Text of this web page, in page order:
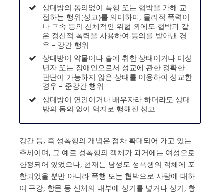
상대방의 동의없이 폭행 또는 협박을 가해 교
접하는 행위(성교)를 의미하며, 물리적 폭력이
나 구속 등의 신체적인 위협 외에도 협박과 같
은 정신적 폭력을 사용하여 동의를 받아낸 경
우 – 강간 행위
상대방이 약물이나 술에 취한 상태이거나 미성
년자 또는 장애인으로서 성교에 관한 정확한
판단이 가능하지 않은 상태를 이용하여 성교한
경우 – 준강간 행위
상대방이 연인이거나 배우자라 하더라도 상대
방의 동의 없이 억지로 행해진 성교
강간 등, 즉 성폭행의 개념은 점차 확대되어 가고 있는
추세이며, 그 예로 성폭행의 객체가 과거에는 여성으로
한정되어 있었으나, 현재는 남성도 성폭행의 객체에 포
함되었을 뿐만 아니라 폭행 또는 협박으로 사람에 대하
여 구강, 항문 등 신체의 내부에 성기를 넣거나 성기, 항